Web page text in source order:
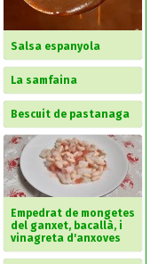
Salsa espanyola
La samfaina
Bescuit de pastanaga
Empedrat de mongetes
del ganxet, bacallà, i
vinagreta d'anxoves